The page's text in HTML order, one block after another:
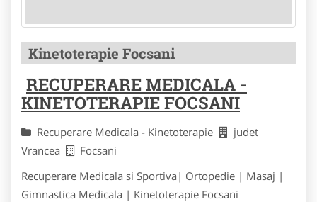
Kinetoterapie Focsani
RECUPERARE MEDICALA -
KINETOTERAPIE FOCSANI
Recuperare Medicala - Kinetoterapie
judet
Vrancea
Focsani
Recuperare Medicala si Sportiva| Ortopedie | Masaj |
Gimnastica Medicala | Kinetoterapie Focsani